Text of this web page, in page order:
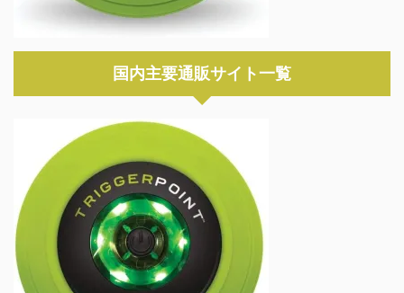
国内主要通販サイト一覧